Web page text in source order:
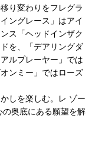
り変わりをフレグラ
ングレース」はアイ
ス「ヘッドインザク
を、「デアリングダ
ルプレーヤー」では
ンミー」ではローズ
しを楽しむ。レ ゾー
奥底にある願望を解